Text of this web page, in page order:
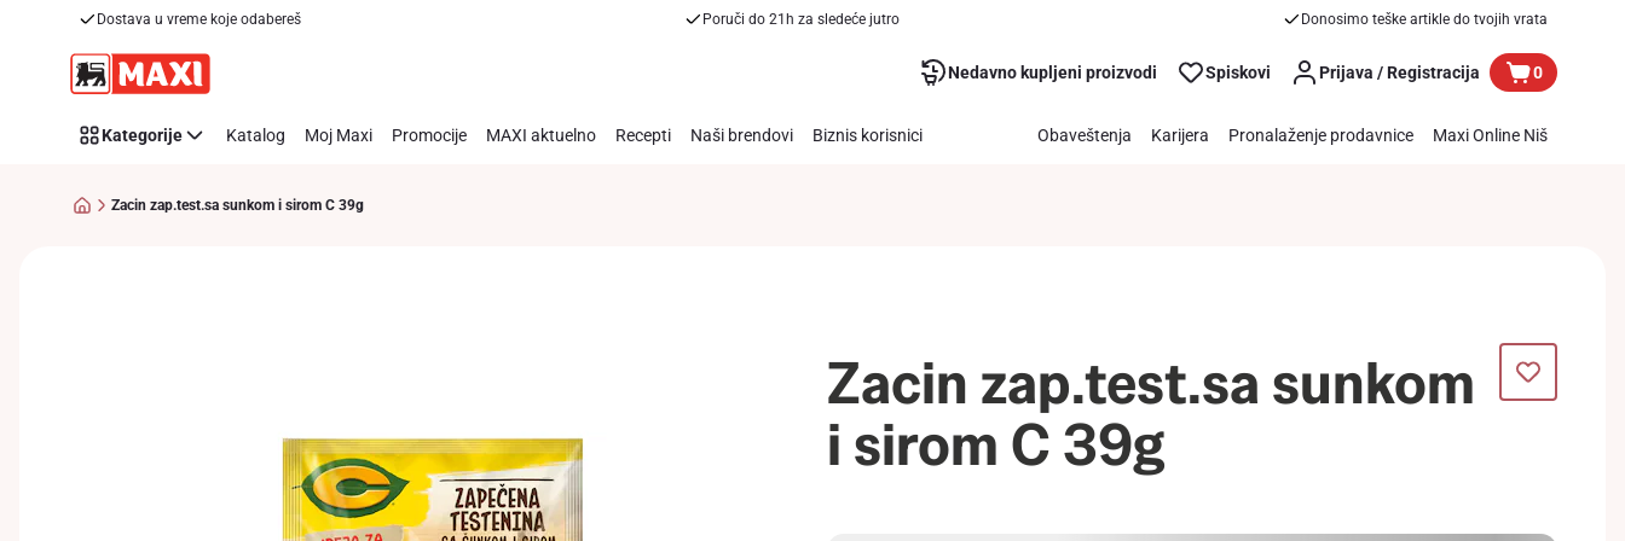
Dostava u vreme koje odabereš Poruči do 21h za sledeće jutro Donosimo teške artikle do tvojih vrata
Nedavno kupljeni proizvodi Spiskovi Prijava / Registracija 0
Kategorije Katalog Moj Maxi Promocije MAXI aktuelno Recepti Naši brendovi Biznis korisnici Obaveštenja Karijera Pronalaženje prodavnice Maxi Online Niš
Zacin zap.test.sa sunkom i sirom C 39g
Zacin zap.test.sa sunkom
i sirom C 39g